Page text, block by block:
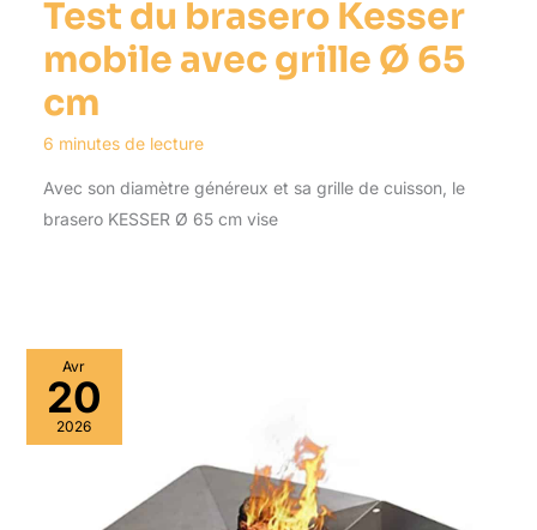
Test du brasero Kesser
mobile avec grille Ø 65
cm
6 minutes de lecture
Avec son diamètre généreux et sa grille de cuisson, le
brasero KESSER Ø 65 cm vise
Avr
20
2026